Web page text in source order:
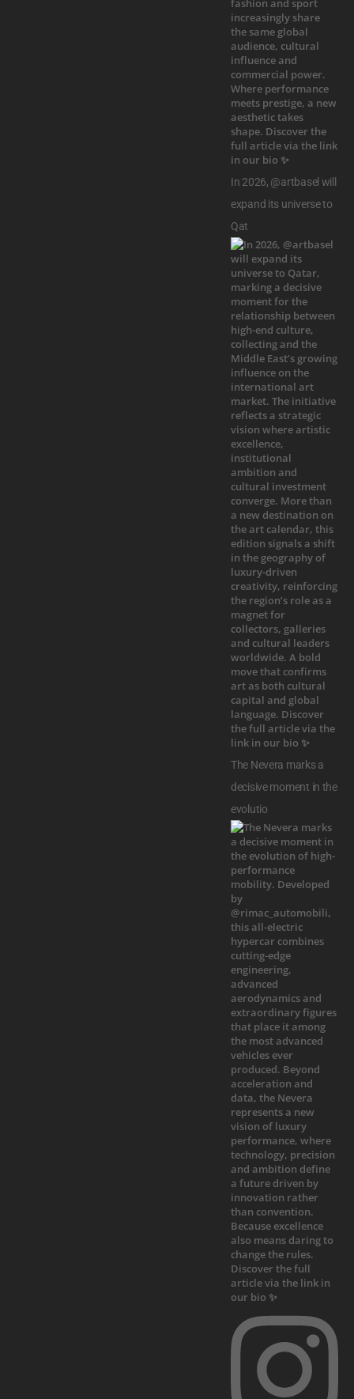
In 2026, @artbasel will
expand its universe to
Qat
The Nevera marks a
decisive moment in the
evolutio